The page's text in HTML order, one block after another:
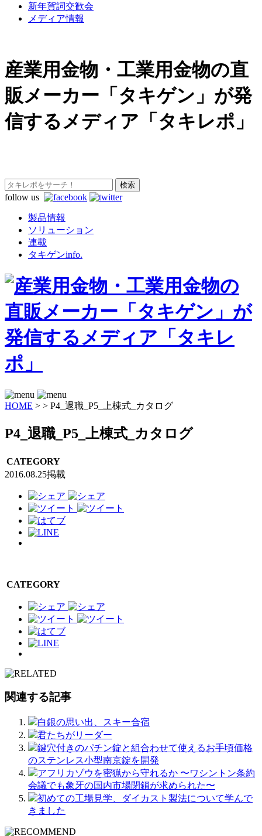
新年賀詞交歓会
メディア情報
産業用金物・工業用金物の直
販メーカー「タキゲン」が発
信するメディア「タキレポ」
follow us
製品情報
ソリューション
連載
タキゲンinfo.
HOME > > P4_退職_P5_上棟式_カタログ
P4_退職_P5_上棟式_カタログ
CATEGORY
2016.08.25掲載
CATEGORY
関連する記事
白銀の思い出、スキー合宿
君たちがリーダー
鍵穴付きのパチン錠と組合わせて使えるお手頃価格
のステンレス小型南京錠を開発
アフリカゾウを密猟から守れるか 〜ワシントン条約
会議でも象牙の国内市場閉鎖が求められた〜
初めての工場見学、ダイカスト製法について学んで
きました